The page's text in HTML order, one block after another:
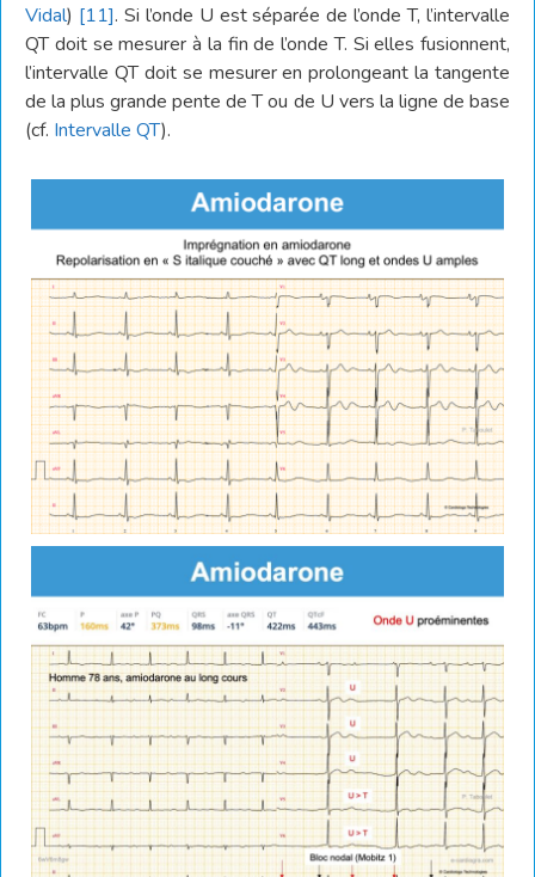
Vidal) [11]. Si l’onde U est séparée de l’onde T, l’intervalle
QT doit se mesurer à la fin de l’onde T. Si elles fusionnent,
l’intervalle QT doit se mesurer en prolongeant la tangente
de la plus grande pente de T ou de U vers la ligne de base
(cf. Intervalle QT).